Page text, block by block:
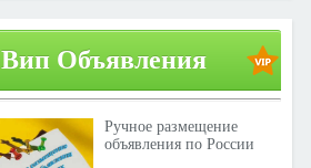
Вип Объявления
Ручное размещение
объявления по России